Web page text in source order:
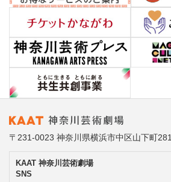
〒231-0023 神奈川県横浜市中区山下町281
KAAT 神奈川芸術劇場
SNS